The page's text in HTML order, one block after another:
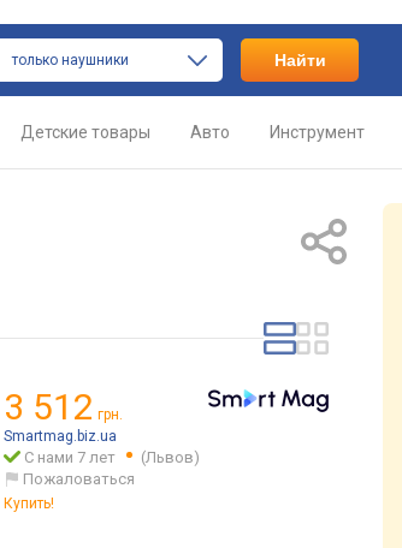
только наушники Найти
Детские товары Авто Инструмент
3 512 грн.
Smartmag.biz.ua
С нами 7 лет
(Львов)
Пожаловаться
Купить!